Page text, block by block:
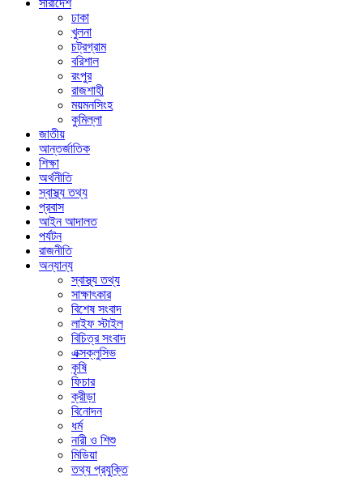
ঢাকা
খুলনা
চট্রগ্রাম
বরিশাল
রংপুর
রাজশাহী
ময়মনসিংহ
কুমিল্লা
জাতীয়
আন্তর্জাতিক
শিক্ষা
অর্থনীতি
স্বাস্থ্য তথ্য
প্রবাস
আইন আদালত
পর্যটন
রাজনীতি
অন্যান্য
স্বাস্থ্য তথ্য
সাক্ষাৎকার
বিশেষ সংবাদ
লাইফ স্টাইল
বিচিত্র সংবাদ
এক্সক্লুসিভ
কৃষি
ফিচার
ক্রীড়া
বিনোদন
ধর্ম
নারী ও শিশু
মিডিয়া
তথ্য প্রযুক্তি